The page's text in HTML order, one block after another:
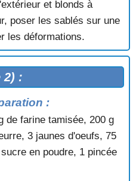
et blonds à
poser les sablés sur une
les déformations.
2) :
:
de farine tamisée, 200 g
3 jaunes d'oeufs, 75
en poudre, 1 pincée